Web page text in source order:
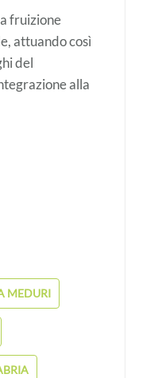
fruizione
attuando così
del
alla
MEDURI